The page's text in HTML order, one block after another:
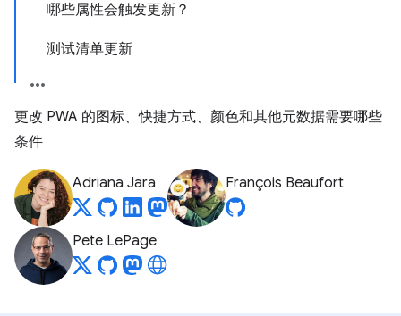
哪些属性会触发更新？
测试清单更新
更改 PWA 的图标、快捷方式、颜色和其他元数据需要哪些
条件
Adriana Jara François Beaufort
Pete LePage